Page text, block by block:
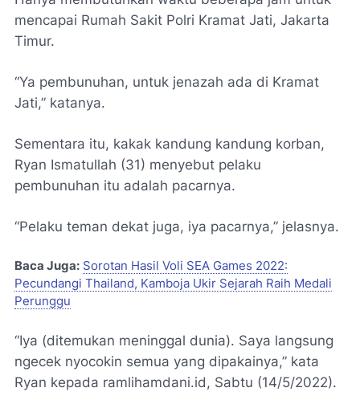
mencapai Rumah Sakit Polri Kramat Jati, Jakarta
Timur.
“Ya pembunuhan, untuk jenazah ada di Kramat
Jati,” katanya.
Sementara itu, kakak kandung kandung korban,
Ryan Ismatullah (31) menyebut pelaku
pembunuhan itu adalah pacarnya.
“Pelaku teman dekat juga, iya pacarnya,” jelasnya.
Baca Juga: Sorotan Hasil Voli SEA Games 2022:
Pecundangi Thailand, Kamboja Ukir Sejarah Raih Medali
Perunggu
“Iya (ditemukan meninggal dunia). Saya langsung
ngecek nyocokin semua yang dipakainya,” kata
Ryan kepada ramlihamdani.id, Sabtu (14/5/2022).